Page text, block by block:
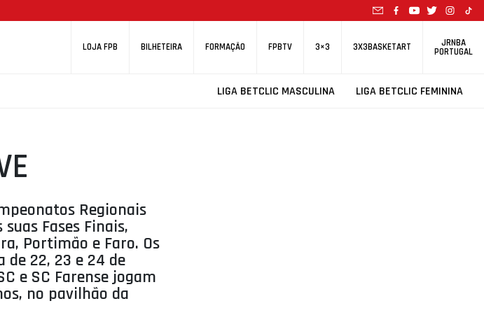
LOJA FPB BILHETEIRA FORMAÇÃO FPBTV 3×3 3X3BASKETART JRNBA
PORTUGAL
LIGA BETCLIC MASCULINA LIGA BETCLIC FEMININA
Regionais
Fases Finais,
Portimão e Faro. Os
22, 23 e 24 de
e SC Farense jogam
no pavilhão da